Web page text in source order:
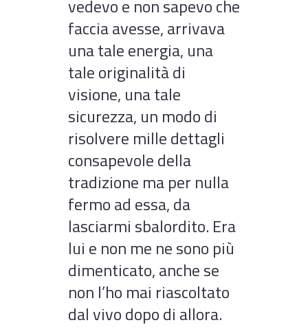
vedevo e non sapevo che
faccia avesse, arrivava
una tale energia, una
tale originalità di
visione, una tale
sicurezza, un modo di
risolvere mille dettagli
consapevole della
tradizione ma per nulla
fermo ad essa, da
lasciarmi sbalordito. Era
lui e non me ne sono più
dimenticato, anche se
non l’ho mai riascoltato
dal vivo dopo di allora.